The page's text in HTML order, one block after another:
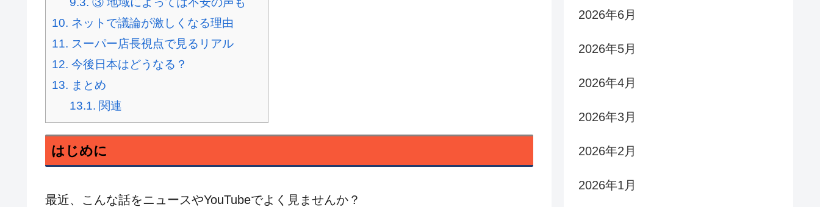
10. ネットで議論が激しくなる理由
11. スーパー店長視点で見るリアル
12. 今後日本はどうなる？
13. まとめ
13.1. 関連
はじめに
最近、こんな話をニュースやYouTubeでよく見ませんか？
2026年6月
2026年5月
2026年4月
2026年3月
2026年2月
2026年1月